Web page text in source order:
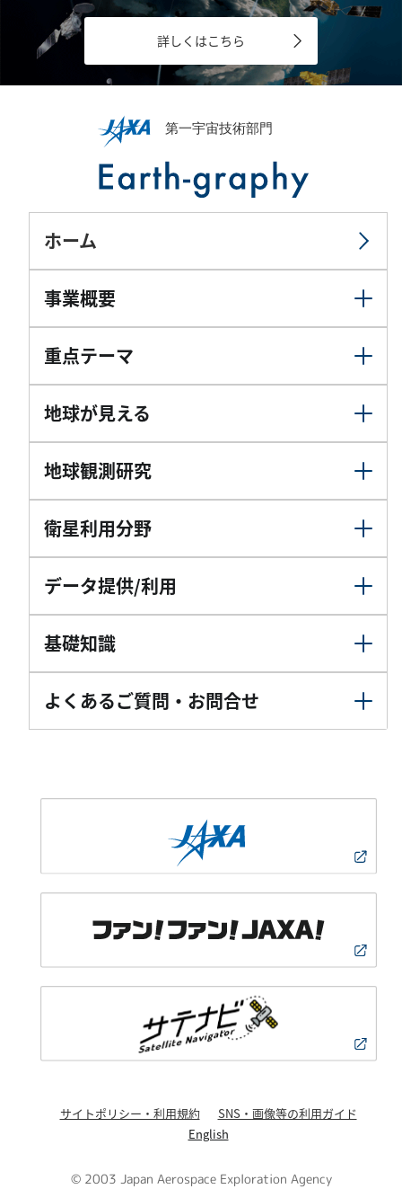
詳しくはこちら
ホーム
事業概要
重点テーマ
地球が見える
地球観測研究
衛星利用分野
データ提供/利用
基礎知識
よくあるご質問・お問合せ
サイトポリシー・利用規約
SNS・画像等の利用ガイド
English
© 2003 Japan Aerospace Exploration Agency